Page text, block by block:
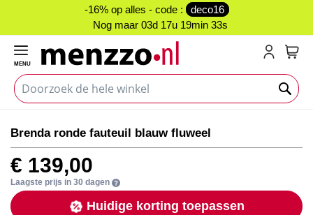
-16% op alles - code :
deco16
Nog maar 03d 17u 19min 32s
MENU
naar
het
einde
van
de
afbeeldingen-
naar
het
begin
van
de
afbeeldingen-
Brenda ronde fauteuil blauw fluweel
€ 139,00
Laagste prijs in 30 dagen
Huidige korting toepassen